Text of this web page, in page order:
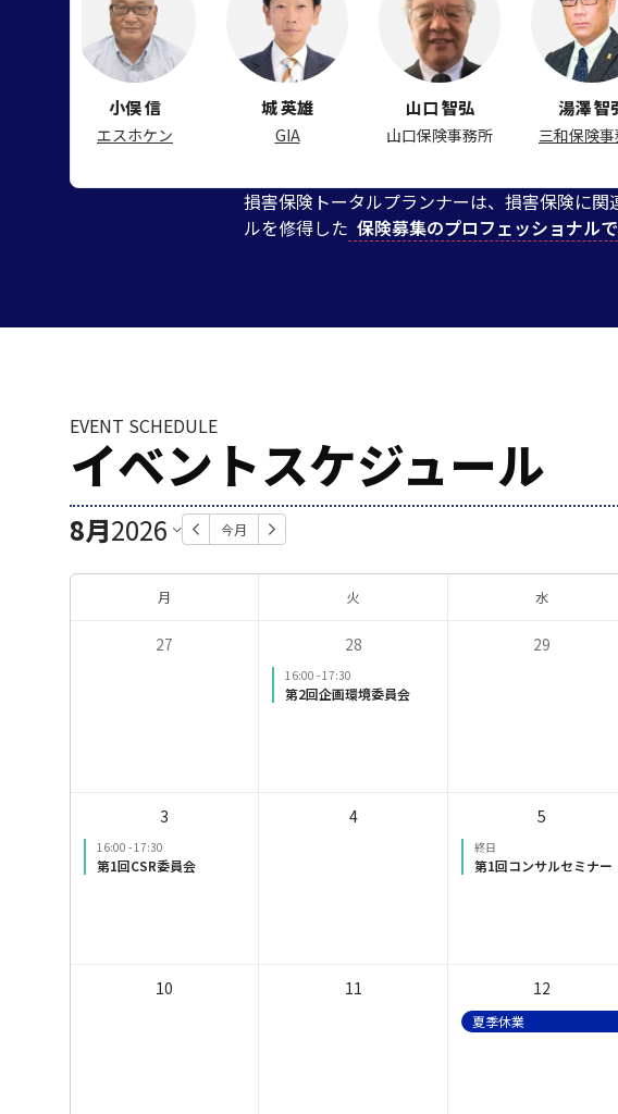
エスホケン
山口 智弘
山口保険事務所
湯澤 智弘
三和保険事務所
損害保険トータルプランナーは、損害保険に
ルを修得した 保険募集のプロフェッショナル
EVENT SCHEDULE
イベントスケジュール
8月2026 今月
月 火 水
27 28
16:00 -17:30
第2回企画環境委員会
29
3
16:00 -17:30
第1回CSR委員会
4 5
終日
第1回コンサルセミナー
10 11 12
夏季休業